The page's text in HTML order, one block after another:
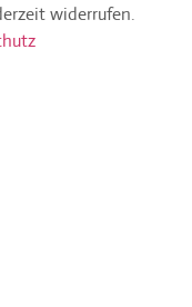
widerrufen.